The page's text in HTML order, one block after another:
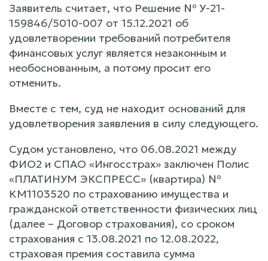
Заявитель считает, что Решение № У-21-
159846/5010-007 от 15.12.2021 об
удовлетворении требований потребителя
финансовых услуг является незаконным и
необоснованным, а потому просит его
отменить.
Вместе с тем, суд не находит оснований для
удовлетворения заявления в силу следующего.
Судом установлено, что 06.08.2021 между
ФИО2 и СПАО «Ингосстрах» заключен Полис
«ПЛАТИНУМ ЭКСПРЕСС» (квартира) №
КМ1103520 по страхованию имущества и
гражданской ответственности физических лиц
(далее – Договор страхования), со сроком
страхования с 13.08.2021 по 12.08.2022,
страховая премия составила сумма